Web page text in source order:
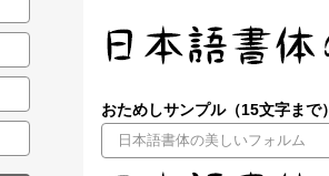
おためしサンプル（15文字まで）